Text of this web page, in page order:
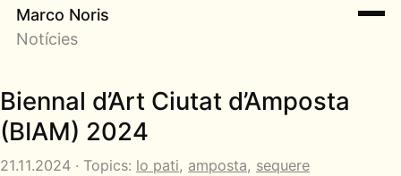
Marco Noris
Notícies
Biennal d’Art Ciutat d’Amposta
(BIAM) 2024
21.11.2024 · Topics: lo pati, amposta, sequere